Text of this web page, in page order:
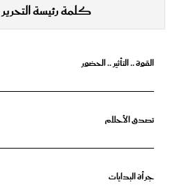
كلمة رئيسة التحرير
القوة .. التأثير .. الحضور
تصدق الأحلام
جرأة البدايات